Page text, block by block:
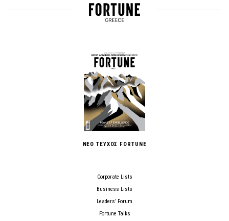
ΝΕΟ ΤΕΥΧΟΣ FORTUNE
Corporate Lists
Business Lists
Leaders’ Forum
Fortune Talks